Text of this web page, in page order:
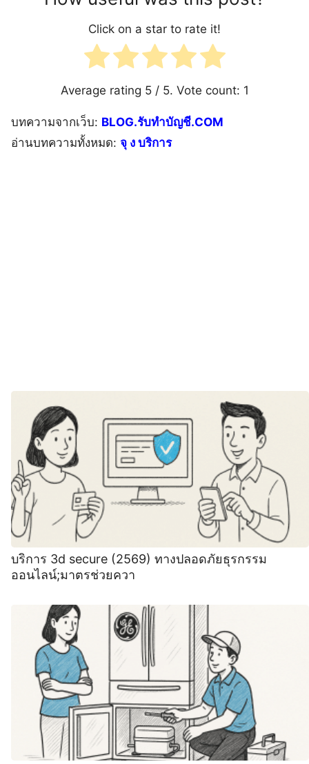
Click on a star to rate it!
Average rating 5/ 5. Vote count: 1
บทความจากเว็บ: BLOG.รับทำบัญชี.COM
อ่านบทความทั้งหมด: จุ ง บริการ
บริการ 3d secure (2569) ทางปลอดภัยธุรกรรม
ออนไลน์;มาตรช่วยควา